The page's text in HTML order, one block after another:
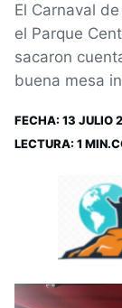
El Carnaval
el Parque
sacaron
buena mesa
FECHA: 13 JULIO
LECTURA: 1 MIN.